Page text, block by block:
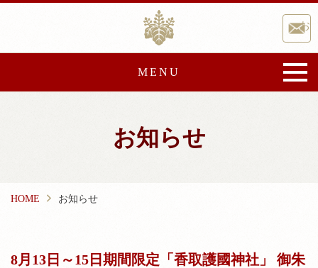
お
MENU
お知らせ
HOME お知らせ
8月13日～15日期間限定「香取護國神社」 御朱